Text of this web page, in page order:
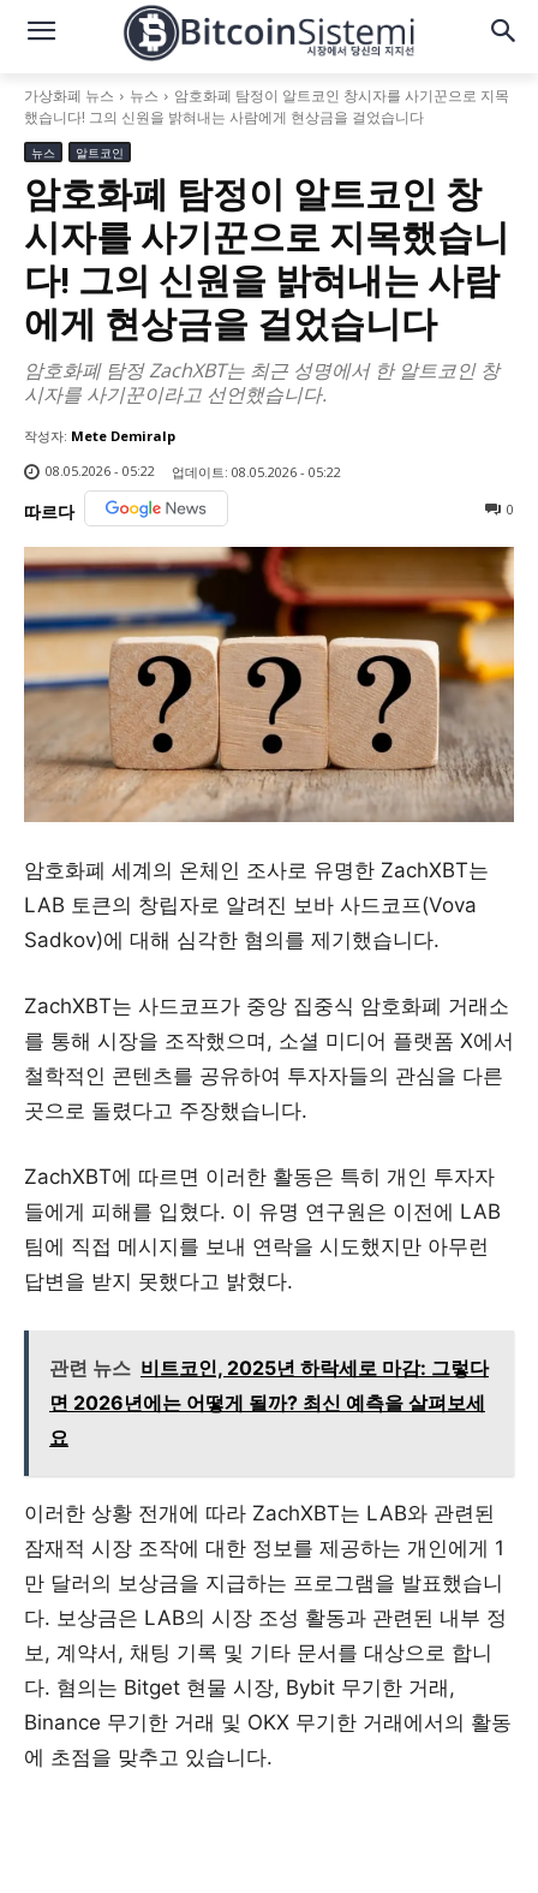
가상화폐 뉴스 뉴스
암호화폐 탐정이 알트코인 창시자를 사기꾼으로 지목
했습니다! 그의 신원을 밝혀내는 사람에게 현상금을 걸었습니다
뉴스 알트코인
암호화폐 탐정이 알트코인 창
시자를 사기꾼으로 지목했습니
다! 그의 신원을 밝혀내는 사람
에게 현상금을 걸었습니다
암호화폐 탐정 ZachXBT는 최근 성명에서 한 알트코인 창
시자를 사기꾼이라고 선언했습니다.
작성자: Mete Demiralp
08.05.2026 - 05:22
업데이트: 08.05.2026 - 05:22
따르다 0
암호화폐 세계의 온체인 조사로 유명한 ZachXBT는
LAB 토큰의 창립자로 알려진 보바 사드코프(Vova
Sadkov)에 대해 심각한 혐의를 제기했습니다.
ZachXBT는 사드코프가 중앙 집중식 암호화폐 거래소
를 통해 시장을 조작했으며, 소셜 미디어 플랫폼 X에서
철학적인 콘텐츠를 공유하여 투자자들의 관심을 다른
곳으로 돌렸다고 주장했습니다.
ZachXBT에 따르면 이러한 활동은 특히 개인 투자자
들에게 피해를 입혔다. 이 유명 연구원은 이전에 LAB
팀에 직접 메시지를 보내 연락을 시도했지만 아무런
답변을 받지 못했다고 밝혔다.
관련 뉴스 비트코인, 2025년 하락세로 마감: 그렇다
면 2026년에는 어떻게 될까? 최신 예측을 살펴보세
요
이러한 상황 전개에 따라 ZachXBT는 LAB와 관련된
잠재적 시장 조작에 대한 정보를 제공하는 개인에게 1
만 달러의 보상금을 지급하는 프로그램을 발표했습니
다. 보상금은 LAB의 시장 조성 활동과 관련된 내부 정
보, 계약서, 채팅 기록 및 기타 문서를 대상으로 합니
다. 혐의는 Bitget 현물 시장, Bybit 무기한 거래,
Binance 무기한 거래 및 OKX 무기한 거래에서의 활동
에 초점을 맞추고 있습니다.